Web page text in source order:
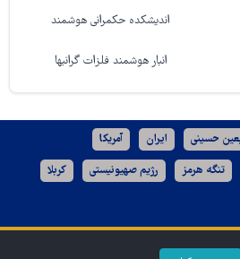
اندیشکده حکمرانی هوشمند
انبار هوشمند فلزات گرانبها
حسینی ایران آمریکا
تنگه هرمز رژیم صهیونیستی کربلا